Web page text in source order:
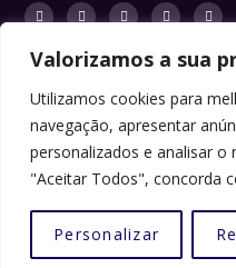
Valorizamos a sua
Utilizamos cookies para
navegação, apresentar
personalizados e analisar
"Aceitar Todos", concorda
Personalizar
LINKS ÚTEIS
Política de Privacidade